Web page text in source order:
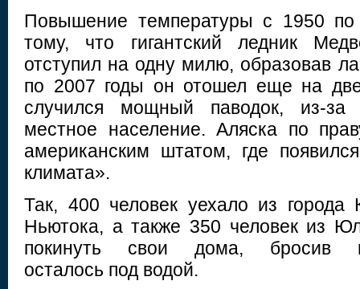
Повышение температуры с 1950
тому, что гигантский ледник
отступил на одну милю, образовав
по 2007 годы он отошел еще на
случился мощный паводок, из-за
местное население. Аляска по
американским штатом, где
климата».
Так, 400 человек уехало из города
Ньютока, а также 350 человек из
покинуть свои дома, бросив
осталось под водой.